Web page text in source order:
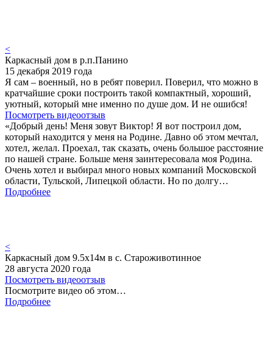
<
Каркасный дом в р.п.Панино
15 декабря 2019 года
Я сам – военный, но в ребят поверил. Поверил, что можно в
кратчайшие сроки построить такой компактный, хороший,
уютный, который мне именно по душе дом. И не ошибся!
Посмотреть видеоотзыв
«Добрый день! Меня зовут Виктор! Я вот построил дом,
который находится у меня на Родине. Давно об этом мечтал,
хотел, желал. Проехал, так сказать, очень большое расстояние
по нашей стране. Больше меня заинтересовала моя Родина.
Очень хотел и выбирал много новых компаний Московской
области, Тульской, Липецкой области. Но по долгу…
Подробнее
<
Каркасный дом 9.5х14м в с. Староживотинное
28 августа 2020 года
Посмотреть видеоотзыв
Посмотрите видео об этом…
Подробнее